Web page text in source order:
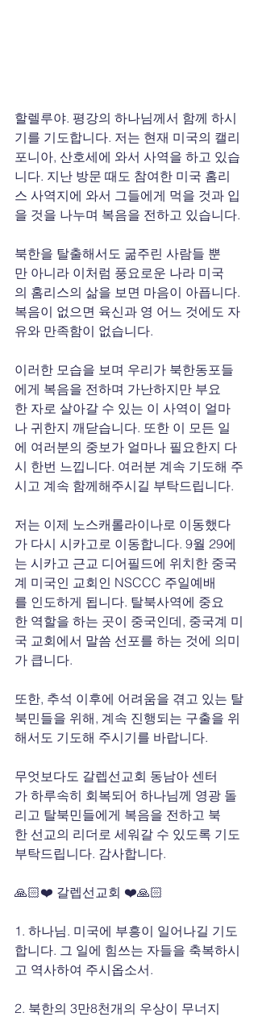
할렐루야. 평강의 하나님께서 함께 하시
기를 기도합니다. 저는 현재 미국의 캘리
포니아, 산호세에 와서 사역을 하고 있습
니다. 지난 방문 때도 참여한 미국 홈리
스 사역지에 와서 그들에게 먹을 것과 입
을 것을 나누며 복음을 전하고 있습니다.
북한을 탈출해서도 굶주린 사람들 뿐
만 아니라 이처럼 풍요로운 나라 미국
의 홈리스의 삶을 보면 마음이 아픕니다.
복음이 없으면 육신과 영 어느 것에도 자
유와 만족함이 없습니다.
이러한 모습을 보며 우리가 북한동포들
에게 복음을 전하며 가난하지만 부요
한 자로 살아갈 수 있는 이 사역이 얼마
나 귀한지 깨닫습니다. 또한 이 모든 일
에 여러분의 중보가 얼마나 필요한지 다
시 한번 느낍니다. 여러분 계속 기도해 주
시고 계속 함께해주시길 부탁드립니다.
저는 이제 노스캐롤라이나로 이동했다
가 다시 시카고로 이동합니다. 9월 29에
는 시카고 근교 디어필드에 위치한 중국
계 미국인 교회인 NSCCC 주일예배
를 인도하게 됩니다. 탈북사역에 중요
한 역할을 하는 곳이 중국인데, 중국계 미
국 교회에서 말씀 선포를 하는 것에 의미
가 큽니다.
또한, 추석 이후에 어려움을 겪고 있는 탈
북민들을 위해, 계속 진행되는 구출을 위
해서도 기도해 주시기를 바랍니다.
무엇보다도 갈렙선교회 동남아 센터
가 하루속히 회복되어 하나님께 영광 돌
리고 탈북민들에게 복음을 전하고 북
한 선교의 리더로 세워갈 수 있도록 기도
부탁드립니다. 감사합니다.
🙏🏻❤️ 갈렙선교회 ❤️🙏🏻
1. 하나님. 미국에 부흥이 일어나길 기도
합니다. 그 일에 힘쓰는 자들을 축복하시
고 역사하여 주시옵소서.
2. 북한의 3만8천개의 우상이 무너지